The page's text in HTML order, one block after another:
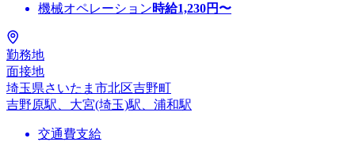
機械オペレーション時給1,230円〜
勤務地
面接地
埼玉県さいたま市北区吉野町
吉野原駅、大宮(埼玉)駅、浦和駅
交通費支給